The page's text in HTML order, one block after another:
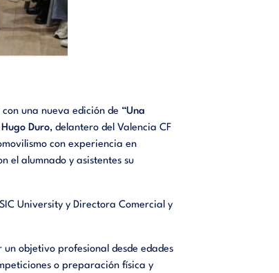
una nueva edición de “Una
Hugo Duro, delantero del Valencia CF
con experiencia en
el alumnado y asistentes su
University y Directora Comercial y
objetivo profesional desde edades
o preparación física y